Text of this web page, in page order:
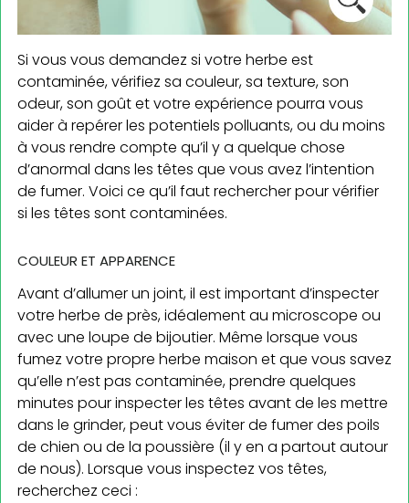
Si vous vous demandez si votre herbe est
contaminée, vérifiez sa couleur, sa texture, son
odeur, son goût et votre expérience pourra vous
aider à repérer les potentiels polluants, ou du moins
à vous rendre compte qu’il y a quelque chose
d’anormal dans les têtes que vous avez l’intention
de fumer. Voici ce qu’il faut rechercher pour vérifier
si les têtes sont contaminées.
COULEUR ET APPARENCE
Avant d’allumer un joint, il est important d’inspecter
votre herbe de près, idéalement au microscope ou
avec une loupe de bijoutier. Même lorsque vous
fumez votre propre herbe maison et que vous savez
qu’elle n’est pas contaminée, prendre quelques
minutes pour inspecter les têtes avant de les mettre
dans le grinder, peut vous éviter de fumer des poils
de chien ou de la poussière (il y en a partout autour
de nous). Lorsque vous inspectez vos têtes,
recherchez ceci :